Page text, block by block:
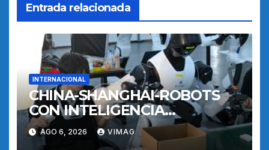
Entrada relacionada
INTERNACIONAL
CHINA-SHANGHAI-ROBOTS
CON INTELIGENCIA
INCORPORADA-
ENTRENAMIENTO
AGO 6, 2026 VIMAG